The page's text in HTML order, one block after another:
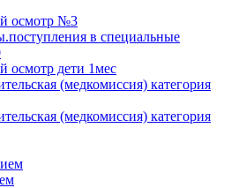
осмотр №3
в специальные
осмотр дети 1мес
(медкомиссия) категория
(медкомиссия) категория